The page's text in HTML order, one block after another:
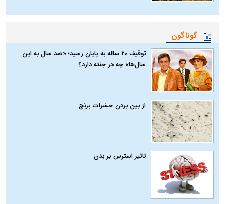
گوناگون
توقیف ۲۰ ساله به پایان رسید؛ «صد سال به این
سال‌ها» چه در چنته دارد؟
از بین بردن حشرات برنج
تاثیر استرس بر بدن